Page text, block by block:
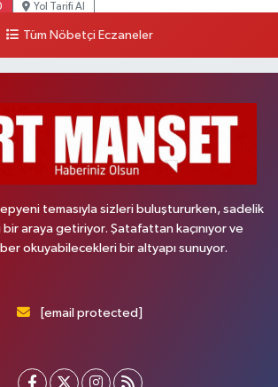
Yol Tarifi Al
Tüm Nöbetçi Eczaneler
temasıyla sizleri buluştururken, sadelik
araya getiriyor. Şatafattan kaçınıyor ve
okuyabilecekleri bir altyapı sunuyor.
[email protected]